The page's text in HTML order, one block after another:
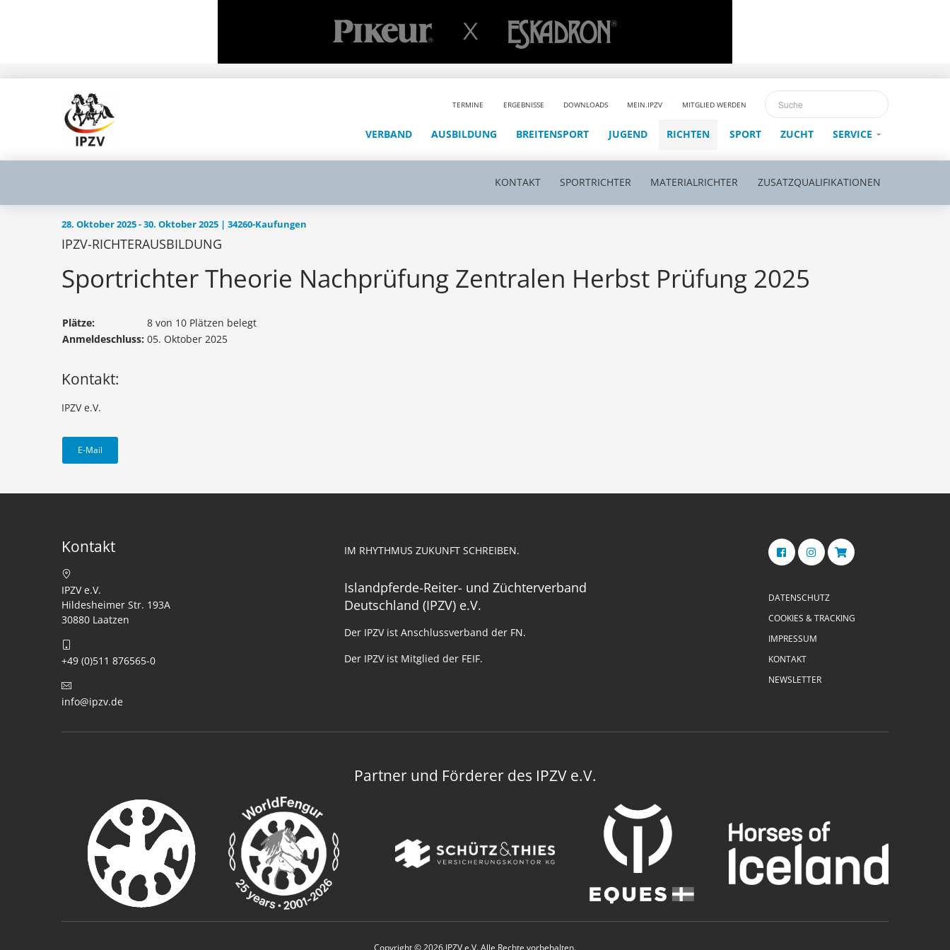
TERMINE ERGEBNISSE DOWNLOADS MEIN.IPZV MITGLIED WERDEN
VERBAND AUSBILDUNG BREITENSPORT JUGEND RICHTEN SPORT ZUCHT SERVICE
KONTAKT SPORTRICHTER MATERIALRICHTER ZUSATZQUALIFIKATIONEN
28. Oktober 2025 - 30. Oktober 2025 | 34260-Kaufungen
IPZV-RICHTERAUSBILDUNG
Sportrichter Theorie Nachprüfung Zentralen Herbst Prüfung 2025
Plätze:
8 von 10 Plätzen belegt
Anmeldeschluss: 05. Oktober 2025
Kontakt:
IPZV e.V.
E-Mail
Kontakt
IPZV e.V.
Hildesheimer Str. 193A
30880 Laatzen
+49 (0)511 876565-0
info@ipzv.de
IM RHYTHMUS ZUKUNFT SCHREIBEN.
Islandpferde-Reiter- und Züchterverband
Deutschland (IPZV) e.V.
Der IPZV ist Anschlussverband der FN.
Der IPZV ist Mitglied der FEIF.
DATENSCHUTZ
COOKIES & TRACKING
IMPRESSUM
KONTAKT
NEWSLETTER
Partner und Förderer des IPZV e.V.
Copyright © 2026 IPZV e.V. Alle Rechte vorbehalten.